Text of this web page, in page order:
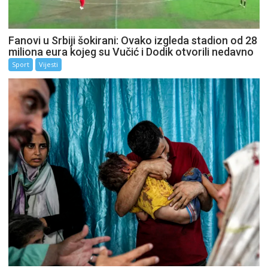
Fanovi u Srbiji šokirani: Ovako izgleda stadion od 28
miliona eura kojeg su Vučić i Dodik otvorili nedavno
Sport Vijesti